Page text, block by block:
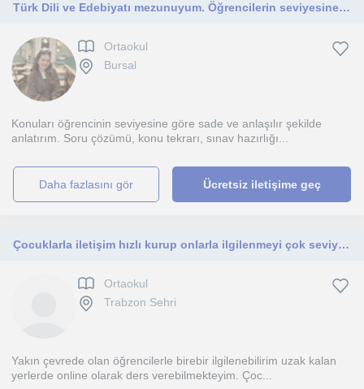
Türk Dili ve Edebiyatı mezunuyum. Öğrencilerin seviyesine uygun, anlaşılır ve sabırlı bir şekilde ders anlatmayı önemsiyorum.
Ortaokul
Bursal
Konuları öğrencinin seviyesine göre sade ve anlaşılır şekilde
anlatırım. Soru çözümü, konu tekrarı, sınav hazırlığı...
daha fazlasını gör Ücretsiz iletişime geç
Çocuklarla iletişim hızlı kurup onlarla ilgilenmeyi çok seviyorum. Onların enerjisiyle beraber çok güzel şeyler başaracağız.
Ortaokul
Trabzon Sehri
Yakın çevrede olan öğrencilerle birebir ilgilenebilirim uzak kalan
yerlerde online olarak ders verebilmekteyim. Çoc...